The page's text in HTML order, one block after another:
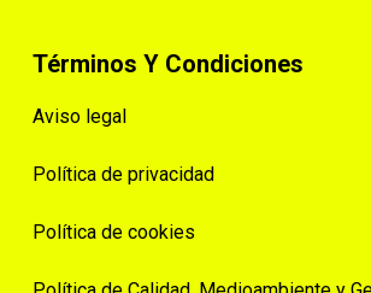
Términos Y Condiciones
Aviso legal
Política de privacidad
Política de cookies